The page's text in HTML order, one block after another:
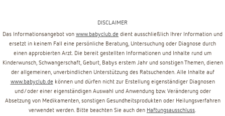
DISCLAIMER
Das Informationsangebot von www.babyclub.de dient ausschließlich Ihrer Information und
ersetzt in keinem Fall eine persönliche Beratung, Untersuchung oder Diagnose durch
einen approbierten Arzt. Die bereit gestellten Informationen und Inhalte rund um
Kinderwunsch, Schwangerschaft, Geburt, Babys erstem Jahr und sonstigen Themen, dienen
der allgemeinen, unverbindlichen Unterstützung des Ratsuchenden. Alle Inhalte auf
www.babyclub.de können und dürfen nicht zur Erstellung eigenständiger Diagnosen
und/oder einer eigenständigen Auswahl und Anwendung bzw. Veränderung oder
Absetzung von Medikamenten, sonstigen Gesundheitsprodukten oder Heilungsverfahren
verwendet werden. Bitte beachten Sie auch den Haftungsausschluss.